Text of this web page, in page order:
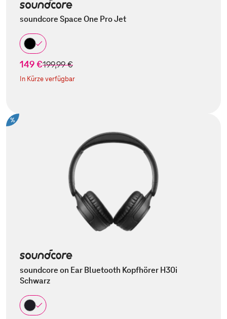
soundcore Space One Pro Jet
149 €statt
199,99 €
In Kürze verfügbar
%
soundcore on Ear Bluetooth Kopfhörer H30i
Schwarz